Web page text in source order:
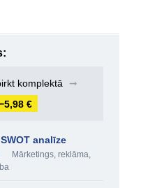
komplektā
➞
€
analīze
Mārketings, reklāma,